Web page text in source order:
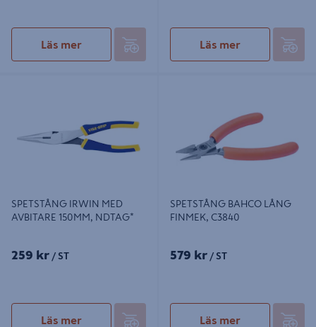
Läs mer Läs mer
SPETSTÅNG IRWIN MED
AVBITARE 150MM, NDTAG*
259 kr / ST
Läs mer
SPETSTÅNG BAHCO LÅNG
FINMEK, C3840
579 kr / ST
Läs mer